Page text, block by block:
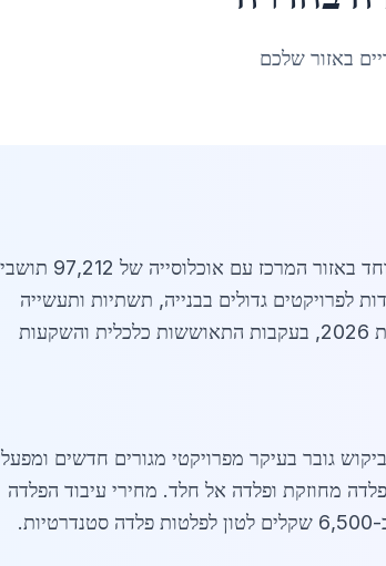
באזור שלכם
מעודכן לאפריל 2026. עיבוד פלדה בחדרה מהווה ענף מרכזי בתעשיית הפלדה והברזל בישראל,
לפרויקטים גדולים בבנייה, תשתיות ותעשייה
כבדה. בשנת 2026, שוק עיבוד הפלדה בחדרה מוערך בכ-500 מיליון שקלים, עלייה של 15% לעומת 2026, בעקבות התאוששות כלכלית והשקעות
גובר בעיקר מפרויקטי מגורים חדשים
מחוזקת ופלדה אל חלד. מחירי עיבוד הפלדה
נעים בין 4,500 ל-8,200 שקלים לטון, תלוי בעובי ובסוג החיתוך. לדוגמה, חיתוך לייזר מדויק עולה כ-6,500 שקלים לטון לפלטות פלדה סטנדרטיות.